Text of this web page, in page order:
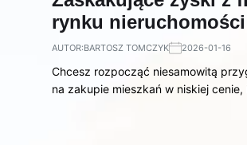
rynku nieruchomości
AUTOR:BARTOSZ TOMCZYK 2026-01-16
Chcesz rozpocząć niesamowitą
na zakupie mieszkań w niskiej